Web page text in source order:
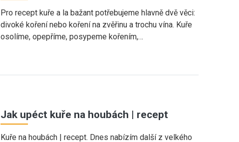
Pro recept kuře a la bažant potřebujeme hlavně dvě věci:
divoké koření nebo koření na zvěřinu a trochu vína. Kuře
osolíme, opepříme, posypeme kořením,…
Jak upéct kuře na houbách | recept
Kuře na houbách | recept. Dnes nabízím další z velkého